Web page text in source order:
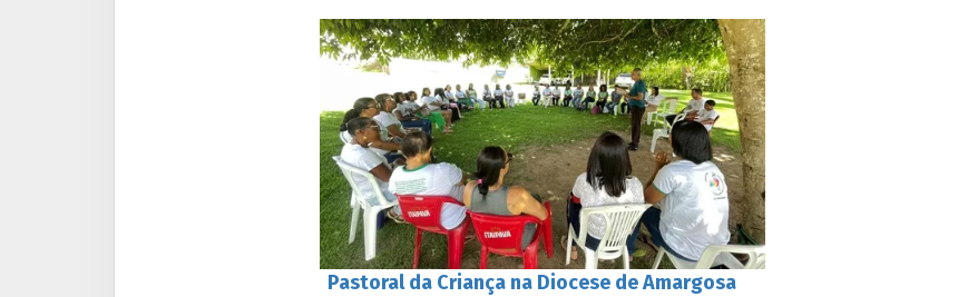
Pastoral da Criança na Diocese de Amargosa